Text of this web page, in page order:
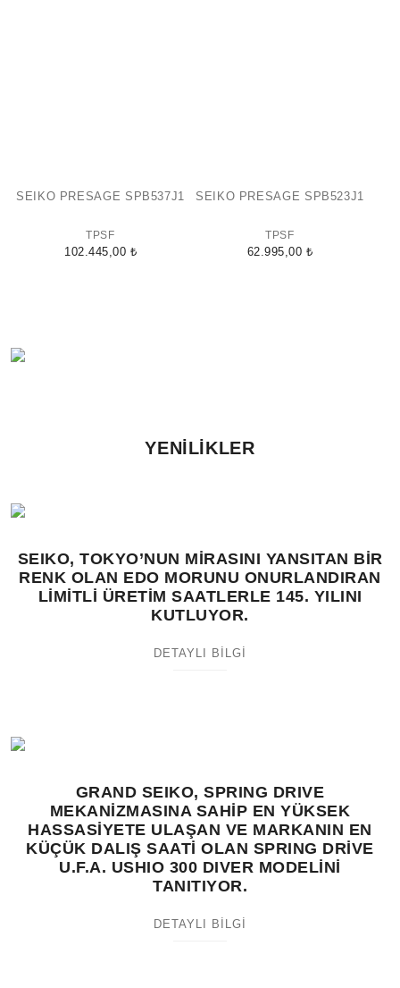
SEIKO PRESAGE SPB537J1
TPSF
102.445,00 ₺
SEIKO PRESAGE SPB523J1
TPSF
62.995,00 ₺
YENILIKLER
SEIKO, TOKYO’NUN MİRASINI YANSITAN BİR
RENK OLAN EDO MORUNU ONURLANDIRAN
LİMİTLİ ÜRETİM SAATLERLE 145. YILINI
KUTLUYOR.
DETAYLI BİLGİ
GRAND SEIKO, SPRING DRIVE
MEKANİZMASINA SAHİP EN YÜKSEK
HASSASİYETE ULAŞAN VE MARKANIN EN
KÜÇÜK DALIŞ SAATİ OLAN SPRING DRİVE
U.F.A. USHIO 300 DIVER MODELİNİ
TANITIYOR.
DETAYLI BİLGİ